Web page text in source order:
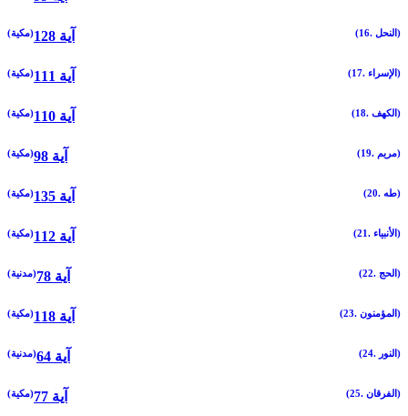
(16. النحل) (مكية) 128 آية
(17. الإسراء) (مكية) 111 آية
(18. الكهف) (مكية) 110 آية
(19. مريم) (مكية) 98 آية
(20. طه) (مكية) 135 آية
(21. الأنبياء) (مكية) 112 آية
(22. الحج) (مدنية) 78 آية
(23. المؤمنون) (مكية) 118 آية
(24. النور) (مدنية) 64 آية
(25. الفرقان) (مكية) 77 آية